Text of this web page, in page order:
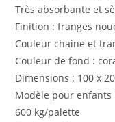
Très absorbante et
Finition : franges
Couleur chaine et
Couleur de fond :
Dimensions : 100 x
Modèle pour enfants
600 kg/palette